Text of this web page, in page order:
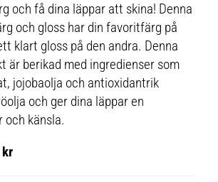
och få dina läppar att skina! Denna
och gloss har din favoritfärg på
klart gloss på den andra. Denna
är berikad med ingredienser som
jojobaolja och antioxidantrik
och ger dina läppar en
och känsla.